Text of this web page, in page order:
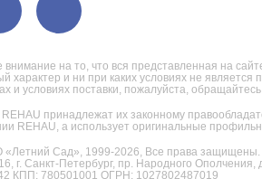
на то, что вся представленная на
характер и ни при каких условиях не
и условиях поставки, пожалуйста,
принадлежат их законному
REHAU, а использует оригинальные
Сад», 1999-2026, Все права защищены.
г. Санкт-Петербург, пр. Народного Ополчения,
КПП: 780501001 ОГРН: 1027802487019